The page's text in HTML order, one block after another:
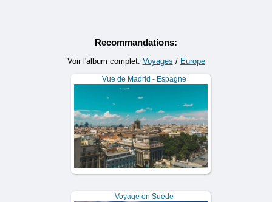
Recommandations:
Voir l'album complet: Voyages / Europe
Vue de Madrid - Espagne
Voyage en Suède